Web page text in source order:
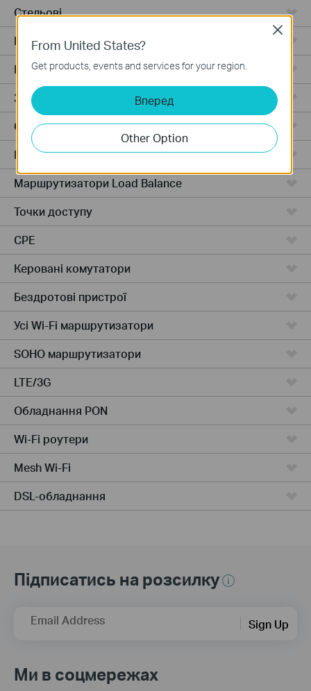
Стельові
Відеореєстратори
Роутери з розподілом навантаження
Зовнішні точки
Стельові
Маршрутизатори з балансування навантаження
Маршрутизатори Load Balance
Точки доступу
CPE
Керовані комутатори
Бездротові пристрої
Усі Wi-Fi маршрутизатори
SOHO маршрутизатори
LTE/3G
Обладнання PON
Wi-Fi роутери
Mesh Wi-Fi
DSL-обладнання
Підписатись на розсилку
Email Address Sign Up
Ми в соцмережах
From United States?
Get products, events and services for your region.
Вперед
Other Option
Close